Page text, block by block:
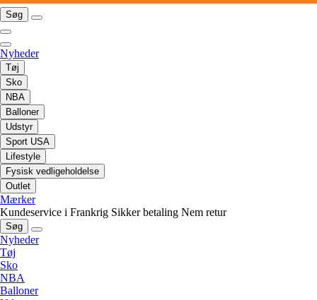
Søg
Nyheder
Tøj
Sko
NBA
Balloner
Udstyr
Sport USA
Lifestyle
Fysisk vedligeholdelse
Outlet
Mærker
Kundeservice i Frankrig Sikker betaling Nem retur
Søg
Nyheder
Tøj
Sko
NBA
Balloner